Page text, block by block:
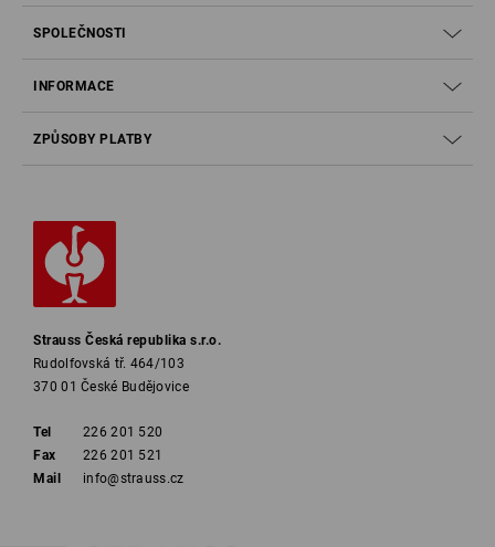
SPOLEČNOSTI
INFORMACE
ZPŮSOBY PLATBY
Strauss Česká republika s.r.o.
Rudolfovská tř. 464/103
370 01 České Budějovice
Tel
226 201 520
Fax
226 201 521
Mail
info@strauss.cz